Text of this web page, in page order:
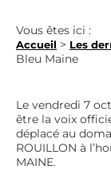
Vous êtes ici :
Accueil > Les
Bleu Maine
Le vendredi 7
être la voix
déplacé au
ROUILLON à
MAINE.